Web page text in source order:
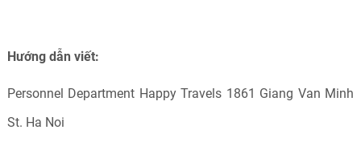
Hướng dẫn viết:
Personnel Department Happy Travels 1861 Giang Van Minh
St. Ha Noi